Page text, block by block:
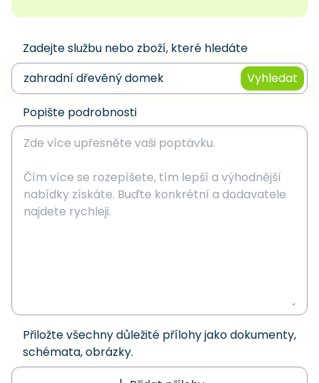
Zadejte službu nebo zboží, které hledáte
Vyhledat
Popište podrobnosti
Přiložte všechny důležité přílohy jako dokumenty,
schémata, obrázky.